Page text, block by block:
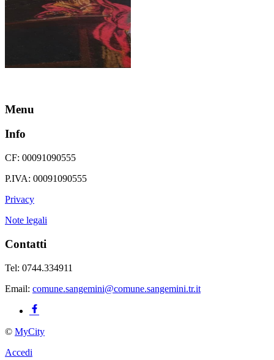
Menu
Info
CF: 00091090555
P.IVA: 00091090555
Privacy
Note legali
Contatti
Tel: 0744.334911
Email: comune.sangemini@comune.sangemini.tr.it
© MyCity
Accedi